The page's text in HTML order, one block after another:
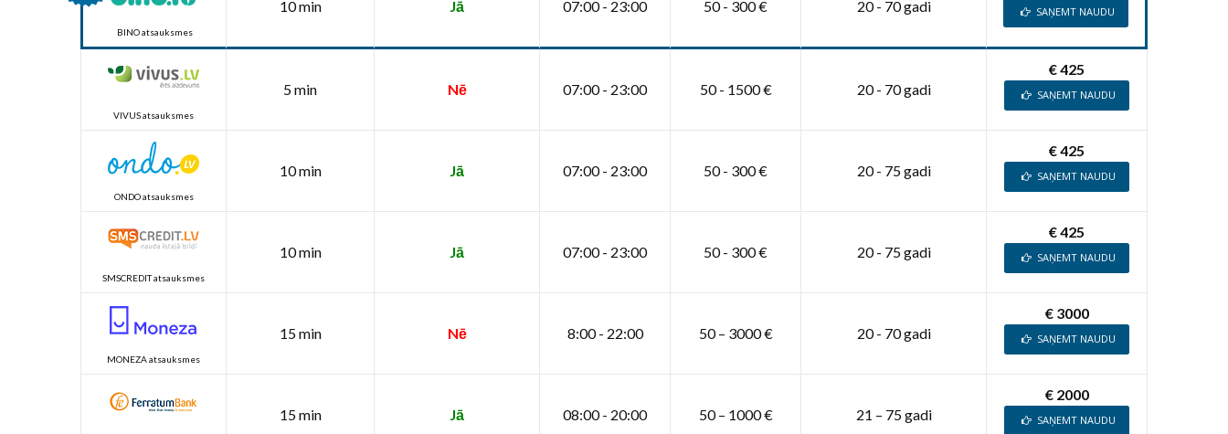
BINO atsauksmes
10 min Jā 07:00 - 23:00 50 - 300 € 20 - 70 gadi SAŅEMT NAUDU
VIVUS atsauksmes
5 min Nē 07:00 - 23:00 50 - 1500 € 20 - 70 gadi
€ 425
SAŅEMT NAUDU
ONDO atsauksmes
10 min Jā 07:00 - 23:00 50 - 300 € 20 - 75 gadi
€ 425
SAŅEMT NAUDU
SMSCREDIT atsauksmes
10 min Jā 07:00 - 23:00 50 - 300 € 20 - 75 gadi
€ 425
SAŅEMT NAUDU
MONEZA atsauksmes
15 min Nē 8:00 - 22:00 50 – 3000 € 20 - 70 gadi
€ 3000
SAŅEMT NAUDU
15 min Jā 08:00 - 20:00 50 – 1000 € 21 – 75 gadi
€ 2000
SAŅEMT NAUDU